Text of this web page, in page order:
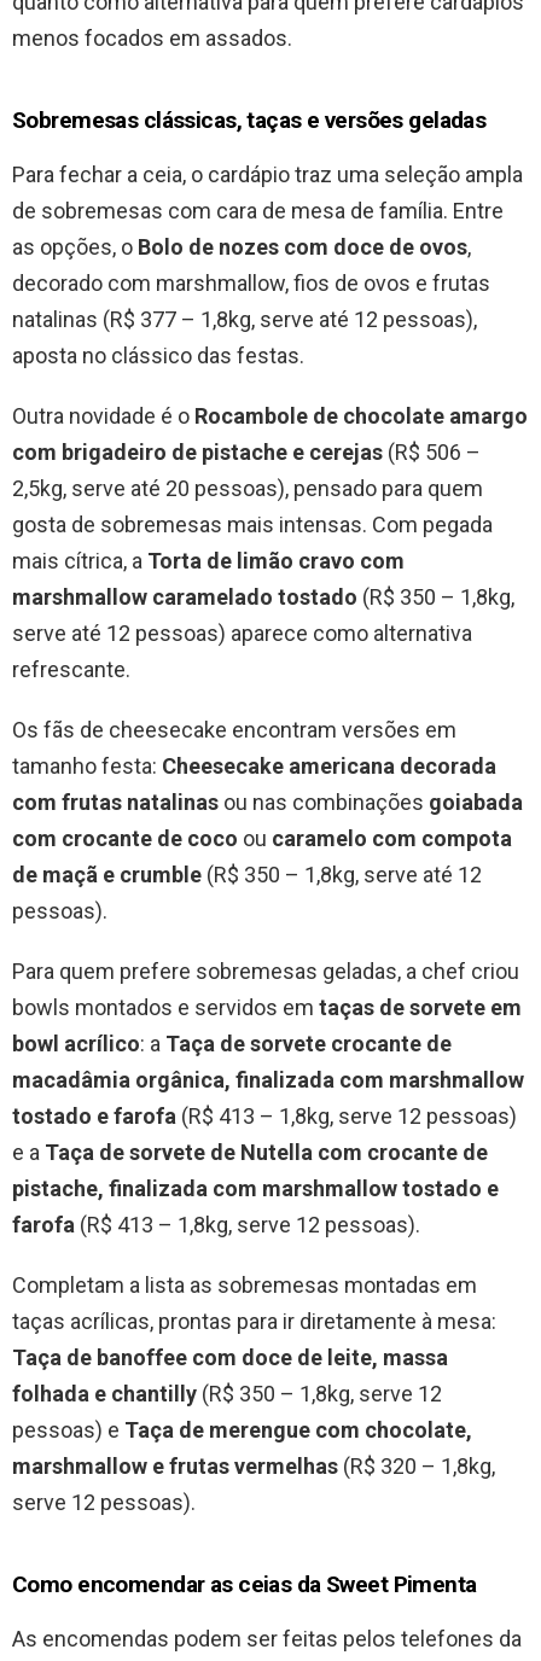
menos focados em assados.
Sobremesas clássicas, taças e versões geladas
Para fechar a ceia, o cardápio traz uma seleção ampla
de sobremesas com cara de mesa de família. Entre
as opções, o Bolo de nozes com doce de ovos,
decorado com marshmallow, fios de ovos e frutas
natalinas (R$ 377 – 1,8kg, serve até 12 pessoas),
aposta no clássico das festas.
Outra novidade é o Rocambole de chocolate amargo
com brigadeiro de pistache e cerejas (R$ 506 –
2,5kg, serve até 20 pessoas), pensado para quem
gosta de sobremesas mais intensas. Com pegada
mais cítrica, a Torta de limão cravo com
marshmallow caramelado tostado (R$ 350 – 1,8kg,
serve até 12 pessoas) aparece como alternativa
refrescante.
Os fãs de cheesecake encontram versões em
tamanho festa: Cheesecake americana decorada
com frutas natalinas ou nas combinações goiabada
com crocante de coco ou caramelo com compota
de maçã e crumble (R$ 350 – 1,8kg, serve até 12
pessoas).
Para quem prefere sobremesas geladas, a chef criou
bowls montados e servidos em taças de sorvete em
bowl acrílico: a Taça de sorvete crocante de
macadâmia orgânica, finalizada com marshmallow
tostado e farofa (R$ 413 – 1,8kg, serve 12 pessoas)
e a Taça de sorvete de Nutella com crocante de
pistache, finalizada com marshmallow tostado e
farofa (R$ 413 – 1,8kg, serve 12 pessoas).
Completam a lista as sobremesas montadas em
taças acrílicas, prontas para ir diretamente à mesa:
Taça de banoffee com doce de leite, massa
folhada e chantilly (R$ 350 – 1,8kg, serve 12
pessoas) e Taça de merengue com chocolate,
marshmallow e frutas vermelhas (R$ 320 – 1,8kg,
serve 12 pessoas).
Como encomendar as ceias da Sweet Pimenta
As encomendas podem ser feitas pelos telefones da